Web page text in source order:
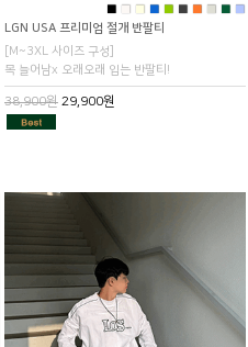
■ ■ ■ ■ ■ ■ ■ ■ ■ ■
LGN USA 프리미엄 절개 반팔티
[M~3XL 사이즈 구성]
목 늘어남x 오래오래 입는 반팔티!
38,900원 29,900원